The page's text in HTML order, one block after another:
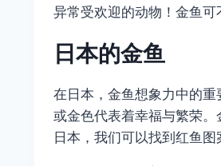
异常受欢迎的动物！金鱼
日本的金鱼
在日本，金鱼想象力中的
或金色代表着幸福与繁荣
日本，我们可以找到红鱼图